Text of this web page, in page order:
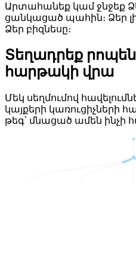
Արտահանեք կամ ջնջեք
ցանկացած պահին։ Ձեր
Ձեր բիզնեսը։
Տեղադրեք
հարթակի վրա
Մեկ սեղմումով
կայքերի կառուցիչների
թեգ՝ մնացած ամեն ինչի